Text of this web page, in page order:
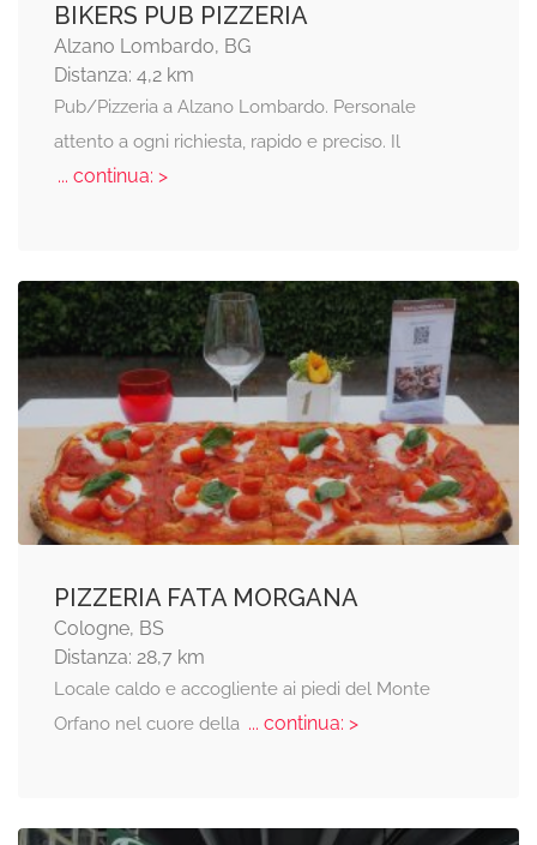
BIKERS PUB PIZZERIA
Alzano Lombardo, BG
Distanza: 4,2 km
Pub/Pizzeria a Alzano Lombardo. Personale
attento a ogni richiesta, rapido e preciso. Il
... continua: >
PIZZERIA FATA MORGANA
Cologne, BS
Distanza: 28,7 km
Locale caldo e accogliente ai piedi del Monte
Orfano nel cuore della... continua: >